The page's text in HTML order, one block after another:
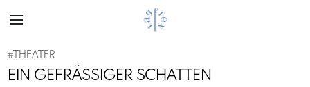
# THEATER
EIN GEFRÄSSIGER SCHATTEN